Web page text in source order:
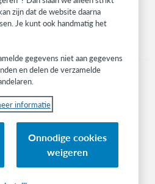
cookie-instellingen Privacybeleid
zijn dat de website daarna
Je kunt ook handmatig het
gegevens niet aan gegevens
en delen de verzamelde
informatie
Onnodige cookies
weigeren